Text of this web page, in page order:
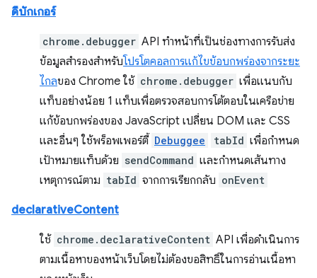
ดีบักเกอร์
chrome.debugger API ทำหน้าที่เป็นช่องทางการรับส่ง
ข้อมูลสำรองสำหรับโปรโตคอลการแก้ไขข้อบกพร่องจากระยะ
ไกลของ Chrome ใช้ chrome.debugger เพื่อแนบกับ
แท็บอย่างน้อย 1 แท็บเพื่อตรวจสอบการโต้ตอบในเครือข่าย
แก้ข้อบกพร่องของ JavaScript เปลี่ยน DOM และ CSS
และอื่นๆ ใช้พร็อพเพอร์ตี้ Debuggee tabId เพื่อกำหนด
เป้าหมายแท็บด้วย sendCommand และกำหนดเส้นทาง
เหตุการณ์ตาม tabId จากการเรียกกลับ onEvent
declarativeContent
ใช้ chrome.declarativeContent API เพื่อดำเนินการ
ตามเนื้อหาของหน้าเว็บโดยไม่ต้องขอสิทธิ์ในการอ่านเนื้อหา